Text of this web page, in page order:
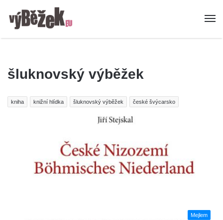
šluknovský výběžek
kniha knižní hlídka šluknovský výběžek české švýcarsko
Mejlem